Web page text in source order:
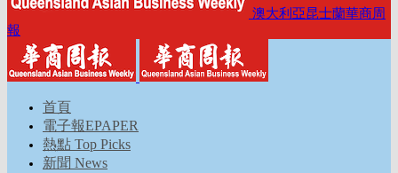
澳大利亞昆士蘭華商周
報
首頁
電子報EPAPER
熱點 Top Picks
新聞 News